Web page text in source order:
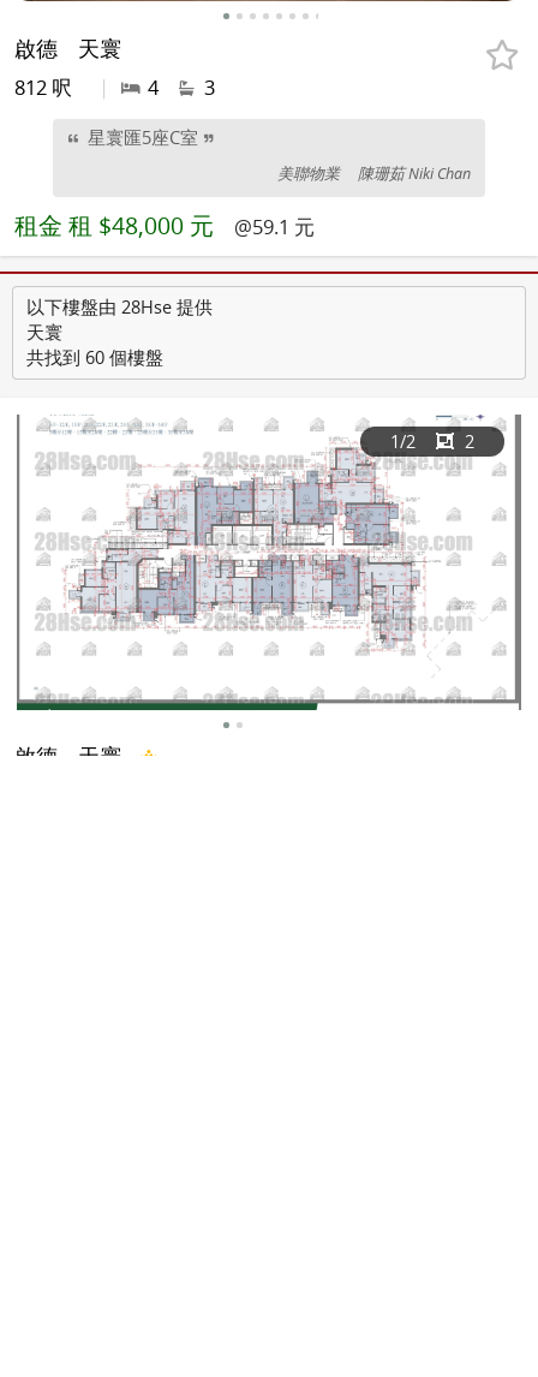
啟德 天寰
812 呎 | 4 3
星寰匯5座C室
美聯物業 陳珊茹 Niki Chan
租金 租 $48,000 元 @59.1 元
以下樓盤由 28Hse 提供
天寰
共找到 60 個樓盤
1/2 2
啟德 天寰